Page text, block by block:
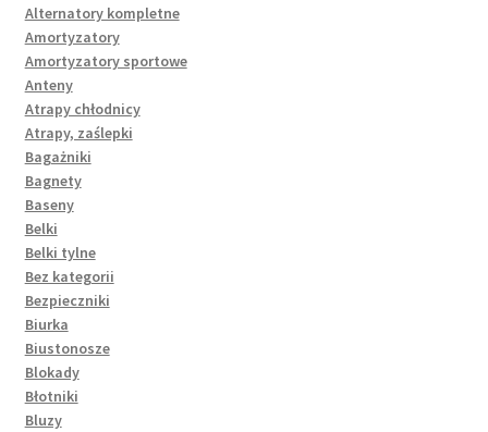
Alternatory kompletne
Amortyzatory
Amortyzatory sportowe
Anteny
Atrapy chłodnicy
Atrapy, zaślepki
Bagażniki
Bagnety
Baseny
Belki
Belki tylne
Bez kategorii
Bezpieczniki
Biurka
Biustonosze
Blokady
Błotniki
Bluzy